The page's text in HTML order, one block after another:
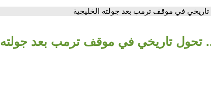
في موقف ترمب بعد جولته الخليجية
تحول تاريخي في موقف ترمب بعد جولته